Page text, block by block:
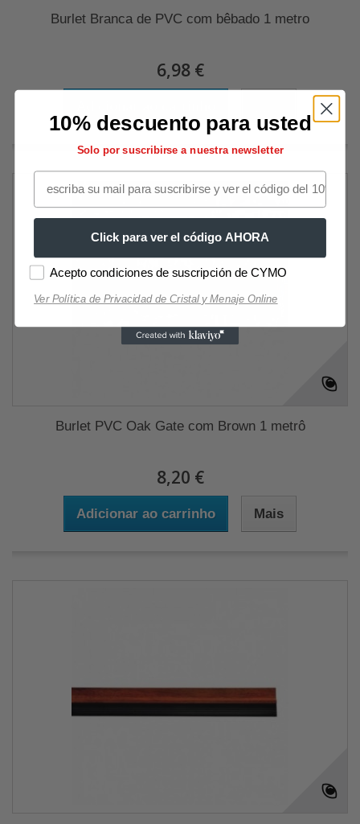
Burlet Branca de PVC com bêbado 1 metro
6,98 €
Burlet PVC Oak Gate com Brown 1 metrô
8,20 €
Adicionar ao carrinho Mais
10% descuento para usted
Solo por suscribirse a nuestra newsletter
Click para ver el código AHORA
Acepto condiciones de suscripción de CYMO
Ver Política de Privacidad de Cristal y Menaje Online